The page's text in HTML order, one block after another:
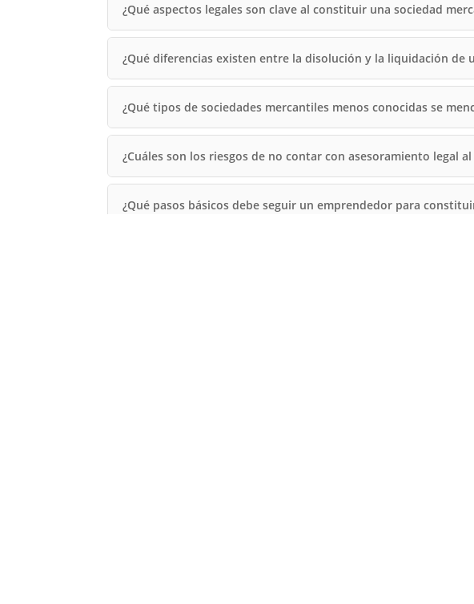
¿Qué aspectos legales son clave al constituir una sociedad
¿Qué diferencias existen entre la disolución y la liquidación de
¿Qué tipos de sociedades mercantiles menos conocidas se
¿Cuáles son los riesgos de no contar con asesoramiento legal
¿Qué pasos básicos debe seguir un emprendedor para